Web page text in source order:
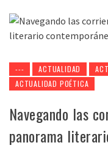
--- ACTUALIDAD
ACTUALIDAD POÉTICA
Navegando las
panorama